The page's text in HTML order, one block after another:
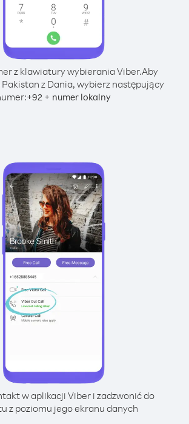
z klawiatury wybierania Viber.Aby
z Dania, wybierz następujący
+92 + numer lokalny
w aplikacji Viber i zadzwonić do
z poziomu jego ekranu danych